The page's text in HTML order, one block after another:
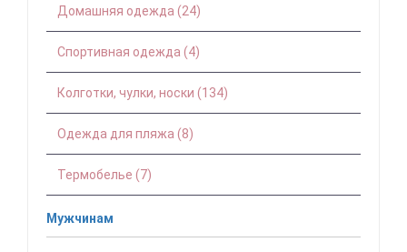
Домашняя одежда (24)
Спортивная одежда (4)
Колготки, чулки, носки (134)
Одежда для пляжа (8)
Термобелье (7)
Мужчинам